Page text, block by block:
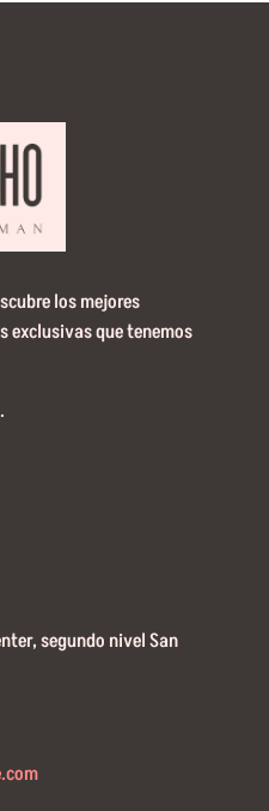
los mejores
exclusivas que tenemos
segundo nivel San